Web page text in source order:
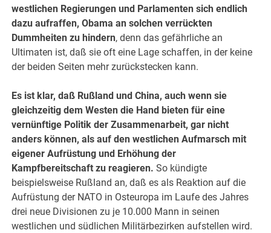
westlichen Regierungen und Parlamenten sich endlich
dazu aufraffen, Obama an solchen verrückten
Dummheiten zu hindern, denn das gefährliche an
Ultimaten ist, daß sie oft eine Lage schaffen, in der keine
der beiden Seiten mehr zurückstecken kann.
Es ist klar, daß Rußland und China, auch wenn sie
gleichzeitig dem Westen die Hand bieten für eine
vernünftige Politik der Zusammenarbeit, gar nicht
anders können, als auf den westlichen Aufmarsch mit
eigener Aufrüstung und Erhöhung der
Kampfbereitschaft zu reagieren. So kündigte
beispielsweise Rußland an, daß es als Reaktion auf die
Aufrüstung der NATO in Osteuropa im Laufe des Jahres
drei neue Divisionen zu je 10.000 Mann in seinen
westlichen und südlichen Militärbezirken aufstellen wird.